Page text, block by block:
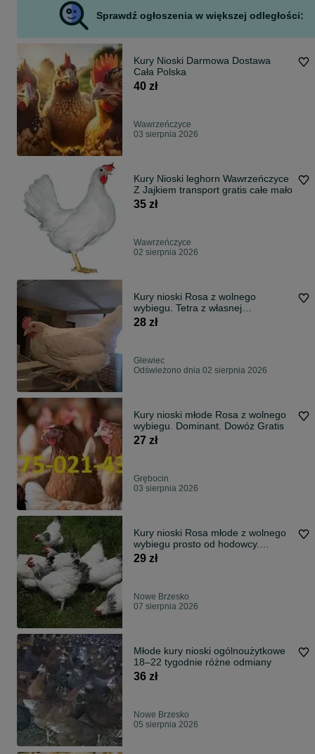
Sprawdź ogłoszenia w większej odległości:
Kury Nioski Darmowa Dostawa
Cała Polska
40 zł
Wawrzeńczyce
03 sierpnia 2026
Kury Nioski leghorn Wawrzeńczyce
Z Jajkiem transport gratis całe mało
35 zł
Wawrzeńczyce
02 sierpnia 2026
Kury nioski Rosa z wolnego
wybiegu. Tetra z własnej
hodowli.Dowóz.
28 zł
Glewiec
Odświeżono dnia 02 sierpnia 2026
Kury nioski młode Rosa z wolnego
wybiegu. Dominant. Dowóz Gratis
27 zł
Grębocin
03 sierpnia 2026
Kury nioski Rosa młode z wolnego
wybiegu prosto od hodowcy.
Dowóz.
29 zł
Nowe Brzesko
07 sierpnia 2026
Młode kury nioski ogólnoużytkowe
18–22 tygodnie różne odmiany
36 zł
Nowe Brzesko
05 sierpnia 2026